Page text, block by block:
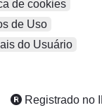
de cookies
de Uso
do Usuário
Registrado no